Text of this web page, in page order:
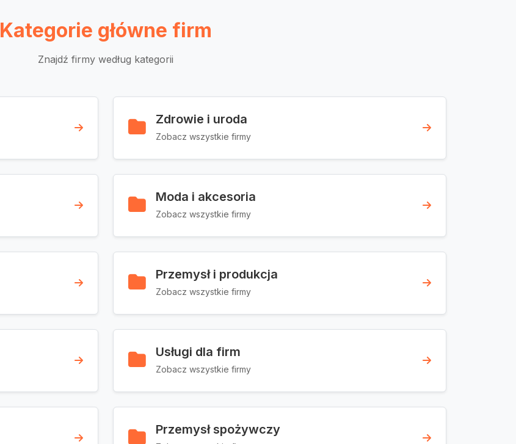
Kategorie główne firm
Znajdź firmy według kategorii
Zdrowie i uroda
Zobacz wszystkie firmy
Moda i akcesoria
Zobacz wszystkie firmy
Przemysł i produkcja
Zobacz wszystkie firmy
Usługi dla firm
Zobacz wszystkie firmy
Przemysł spożywczy